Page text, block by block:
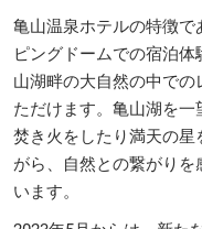
亀山温泉ホテルの特徴
ピングドームでの宿泊
山湖畔の大自然の中で
ただけます。亀山湖を一
焚き火をしたり満天の
がら、自然との繋がり
います。